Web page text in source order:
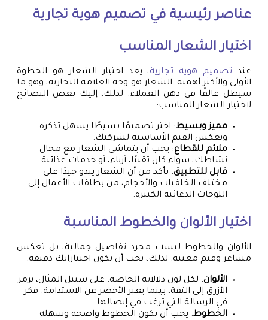
عناصر رئيسية في تصميم هوية تجارية
اختيار الشعار المناسب
عند تصميم هوية تجارية، يعد اختيار الشعار هو الخطوة
الأولى والأكثر أهمية. الشعار هو وجه العلامة التجارية، وهو ما
سيظل عالقًا في ذهن العملاء. لذلك، إليك بعض النصائح
لاختيار الشعار المناسب:
مميز وبسيط: اختر تصميمًا بسيطًا يسهل تذكره
ويعكس القيم الأساسية لشركتك.
ملائم للقطاع: يجب أن يتماشى الشعار مع مجال
نشاطك، سواء كان تقنيًا، أزياء، أو خدمات غذائية.
قابل للتطبيق: تأكد من أن الشعار يبدو جيدًا على
مختلف الخلفيات والأحجام، من بطاقات الأعمال إلى
اللوحات الدعائية الكبيرة.
اختيار الألوان والخطوط المناسبة
الألوان والخطوط ليست مجرد تفاصيل جمالية، بل تعكس
مشاعر وقيم معينة. لذلك، يجب أن تكون اختياراتك دقيقة:
الألوان: لكل لون دلالاته الخاصة. على سبيل المثال، يرمز
الأزرق إلى الثقة، بينما يعبر الأخضر عن الاستدامة. فكر
في الرسالة التي ترغب في إيصالها.
الخطوط: يجب أن تكون الخطوط واضحة وسهلة